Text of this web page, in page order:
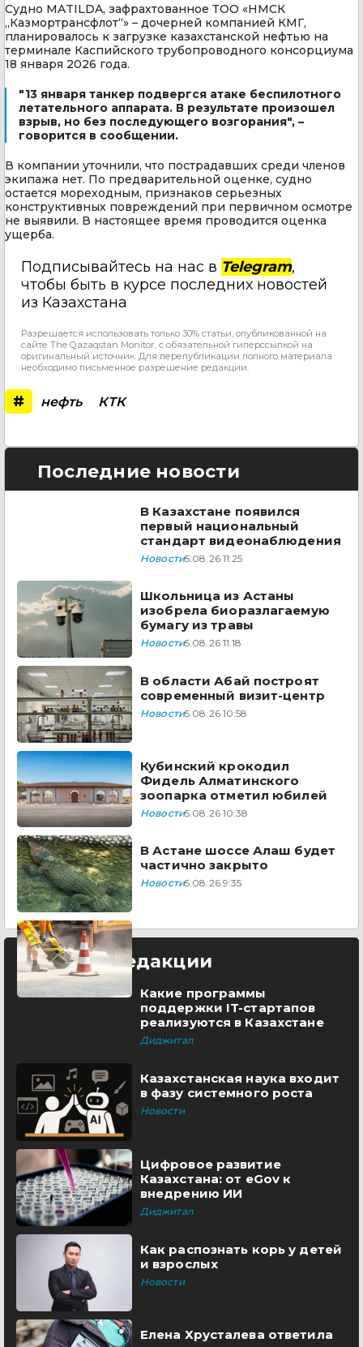
Судно MATILDA, зафрахтованное ТОО «НМСК
„Казмортрансфлот“» – дочерней компанией КМГ,
планировалось к загрузке казахстанской нефтью на
терминале Каспийского трубопроводного консорциума
18 января 2026 года.
"13 января танкер подвергся атаке беспилотного
летательного аппарата. В результате произошел
взрыв, но без последующего возгорания", –
говорится в сообщении.
В компании уточнили, что пострадавших среди членов
экипажа нет. По предварительной оценке, судно
остается мореходным, признаков серьезных
конструктивных повреждений при первичном осмотре
не выявили. В настоящее время проводится оценка
ущерба.
Подписывайтесь на нас в Telegram,
чтобы быть в курсе последних новостей
из Казахстана
Разрешается использовать только 30% статьи, опубликованной на
сайте The Qazaqstan Monitor, с обязательной гиперссылкой на
оригинальный источник. Для перепубликации полного материала
необходимо письменное разрешение редакции.
# нефть КТК
Последние новости
В Казахстане появился
первый национальный
стандарт видеонаблюдения
Новости5.08.26 11:25
Школьница из Астаны
изобрела биоразлагаемую
бумагу из травы
Новости5.08.26 11:18
В области Абай построят
современный визит-центр
Новости5.08.26 10:58
Кубинский крокодил
Фидель Алматинского
зоопарка отметил юбилей
Новости5.08.26 10:38
В Астане шоссе Алаш будет
частично закрыто
Новости5.08.26 9:35
Выбор редакции
Какие программы
поддержки IT-стартапов
реализуются в Казахстане
Диджитал
Казахстанская наука входит
в фазу системного роста
Новости
Цифровое развитие
Казахстана: от eGov к
внедрению ИИ
Диджитал
Как распознать корь у детей
и взрослых
Новости
Елена Хрусталева ответила